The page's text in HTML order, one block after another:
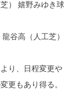
） 嬉野みゆき球
谷高（人工芝）
り、日程変更や
更もあり得る。